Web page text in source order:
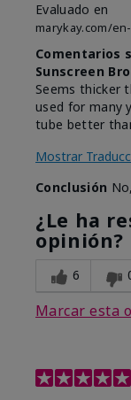
Evaluado en
marykay.com/
Comentarios
Sunscreen
Seems thicker
used for many
tube better
Mostrar
Conclusión
¿Le ha
opinión?
6
Marcar esta